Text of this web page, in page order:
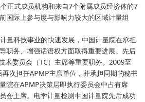
正式成员机构和来自7个附属成员经济体的7
国际上参与度与影响力较大的区域计量组
量科技事业的快速发展，中国计量院在承担
职务、增强话语权方面取得重要进展。先后
术委员会（TC）主席等重要职务。2009至
次担任APMP主席单位，并承担同期的秘书
院在APMP决策层即执行委员会中占有席
会主席。
电学计量检测中国计量院先后成功